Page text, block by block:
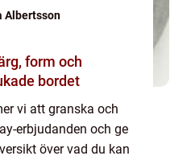
Albertsson
form och
bordet
vi att granska och
erbjudanden och ge
över vad du kan